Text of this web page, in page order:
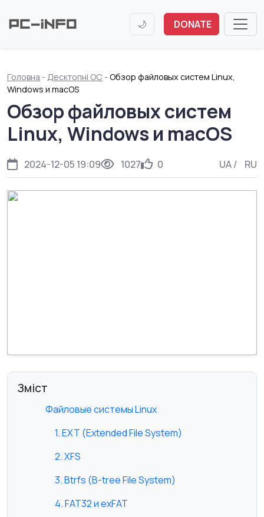
🌙 DONATE
Головна - Десктопні ОС -Обзор файловых систем Linux,
Windows и macOS
Обзор файловых систем
Linux, Windows и macOS
2024-12-05 19:09 1027 0 UA/ RU
Зміст
Файловые системы Linux
1. EXT (Extended File System)
2. XFS
3. Btrfs (B-tree File System)
4. FAT32 и exFAT